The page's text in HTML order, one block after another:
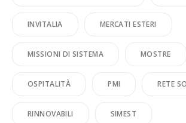
INVITALIA MERCATI ESTERI
MISSIONI DI SISTEMA MOSTRE
OSPITALITÀ PMI RETE
RINNOVABILI SIMEST